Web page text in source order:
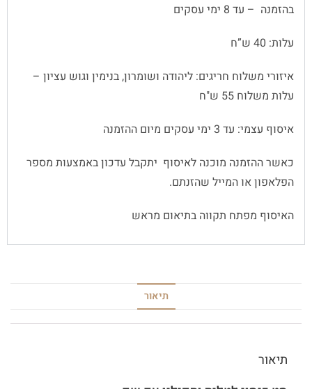
בהזמנה – עד 8 ימי עסקים
עלות: 40 ש”ח
איזורי משלוח חריגים: ליהודה ושומרון, בנימין וגוש עציון –
עלות משלוח 55 ש"ח
איסוף עצמי: עד 3 ימי עסקים מיום ההזמנה
כאשר ההזמנה מוכנה לאיסוף יתקבל עדכון באמצעות מספר
הפלאפון או המייל שהזנתם.
האיסוף מפתח תקווה בתיאום מראש
תיאור
תיאור